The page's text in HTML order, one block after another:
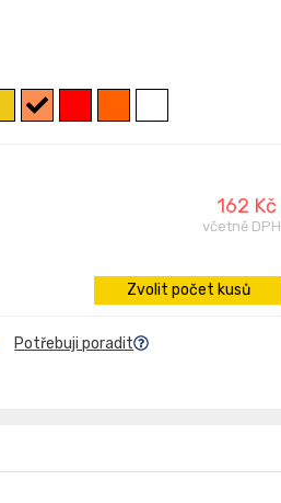
162 Kč
včetně DPH
Zvolit počet kusů
Potřebuji poradit